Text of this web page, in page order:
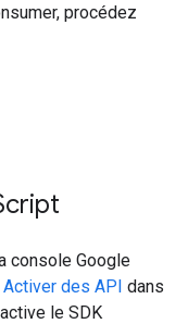
procédez
console Google
Activer des API dans
le SDK